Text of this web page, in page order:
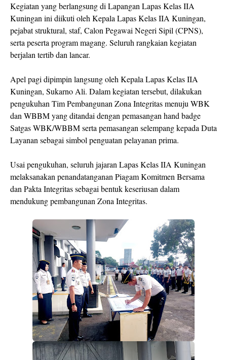
Kegiatan yang berlangsung di Lapangan Lapas Kelas IIA
Kuningan ini diikuti oleh Kepala Lapas Kelas IIA Kuningan,
pejabat struktural, staf, Calon Pegawai Negeri Sipil (CPNS),
serta peserta program magang. Seluruh rangkaian kegiatan
berjalan tertib dan lancar.
Apel pagi dipimpin langsung oleh Kepala Lapas Kelas IIA
Kuningan, Sukarno Ali. Dalam kegiatan tersebut, dilakukan
pengukuhan Tim Pembangunan Zona Integritas menuju WBK
dan WBBM yang ditandai dengan pemasangan hand badge
Satgas WBK/WBBM serta pemasangan selempang kepada Duta
Layanan sebagai simbol penguatan pelayanan prima.
Usai pengukuhan, seluruh jajaran Lapas Kelas IIA Kuningan
melaksanakan penandatanganan Piagam Komitmen Bersama
dan Pakta Integritas sebagai bentuk keseriusan dalam
mendukung pembangunan Zona Integritas.